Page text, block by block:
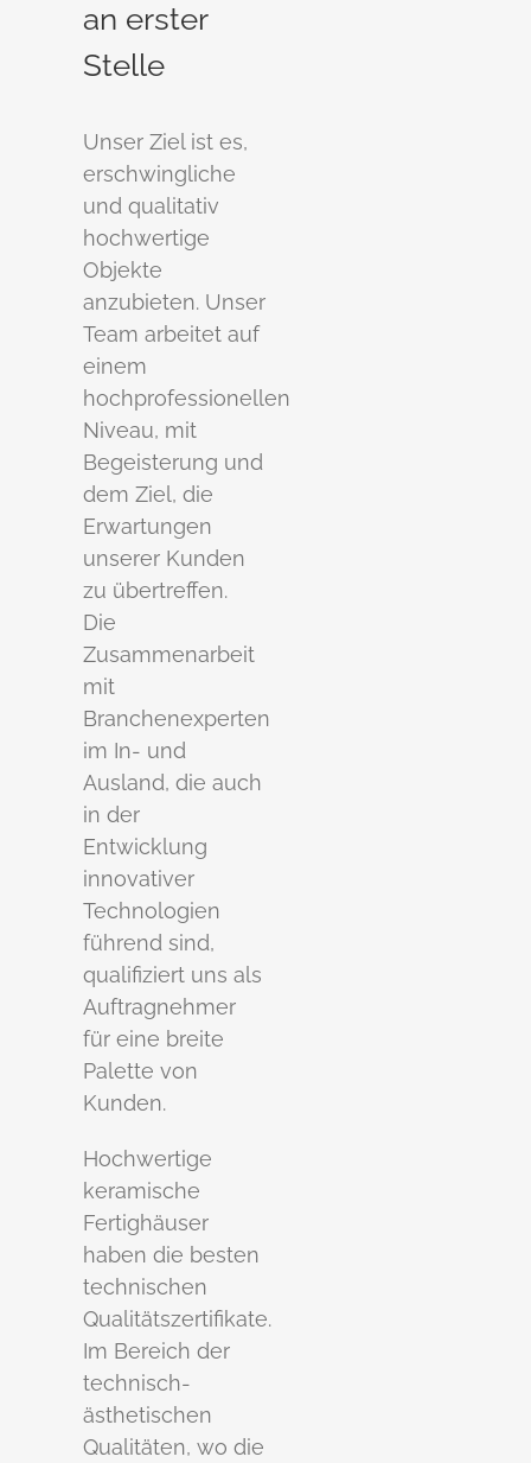
an erster
Stelle
Unser Ziel ist es,
erschwingliche
und qualitativ
hochwertige
Objekte
anzubieten. Unser
Team arbeitet auf
einem
hochprofessionellen
Niveau, mit
Begeisterung und
dem Ziel, die
Erwartungen
unserer Kunden
zu übertreffen.
Die
Zusammenarbeit
mit
Branchenexperten
im In- und
Ausland, die auch
in der
Entwicklung
innovativer
Technologien
führend sind,
qualifiziert uns als
Auftragnehmer
für eine breite
Palette von
Kunden.
Hochwertige
keramische
Fertighäuser
haben die besten
technischen
Qualitätszertifikate.
Im Bereich der
technisch-
ästhetischen
Qualitäten, wo die